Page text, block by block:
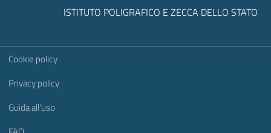
ISTITUTO POLIGRAFICO E ZECCA DELLO STATO
Sezione Link Utili
Cookie policy
Privacy policy
Guida all'uso